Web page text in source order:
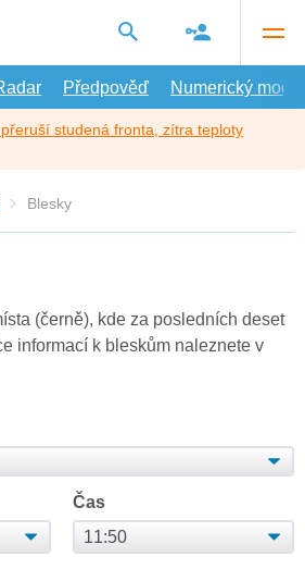
Předpověď Numerický model
studená fronta, zítra teploty
Blesky
(černě), kde za posledních deset
informací k bleskům naleznete v
Čas